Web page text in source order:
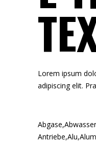
Lorem ipsum
adipiscing elit.
Abgase,Abwasser
Antriebe,Alu,